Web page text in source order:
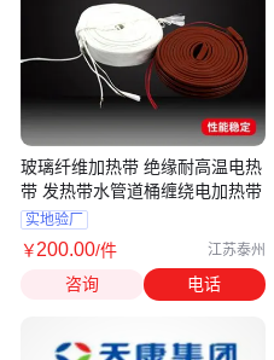
玻璃纤维加热带 绝缘耐高温电热
带 发热带水管道桶缠绕电加热带
实地验厂
￥200.00/件 江苏泰州
咨询 电话